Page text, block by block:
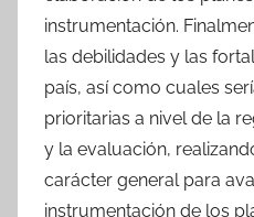
instrumentación.
las debilidades y las
país, así como cuales
prioritarias a nivel de la
y la evaluación,
carácter general para
instrumentación de los